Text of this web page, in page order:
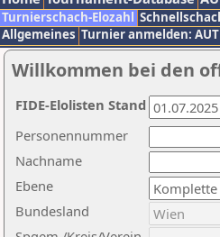
Turnierschach-Elozahl
Allgemeines Turnier anmelden: AUT
Willkommen bei den
Nachname
Ebene
Personennummer
Bundesland
FIDE-Elolisten Stand